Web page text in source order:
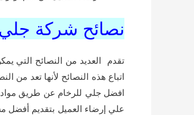
نصائح شركة جلي
تقدم العديد من النصائح التي
اتباع هذه النصائح لأنها تعد من
افضل جلي للرخام عن طريق مواد
علي إرضاء العميل بتقديم